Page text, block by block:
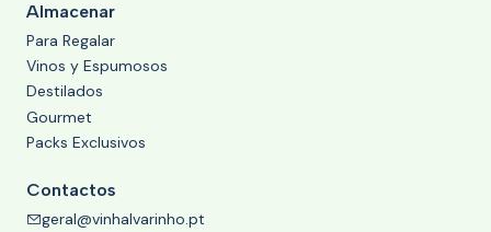
Almacenar
Para Regalar
Vinos y Espumosos
Destilados
Gourmet
Packs Exclusivos
Contactos
geral@vinhalvarinho.pt